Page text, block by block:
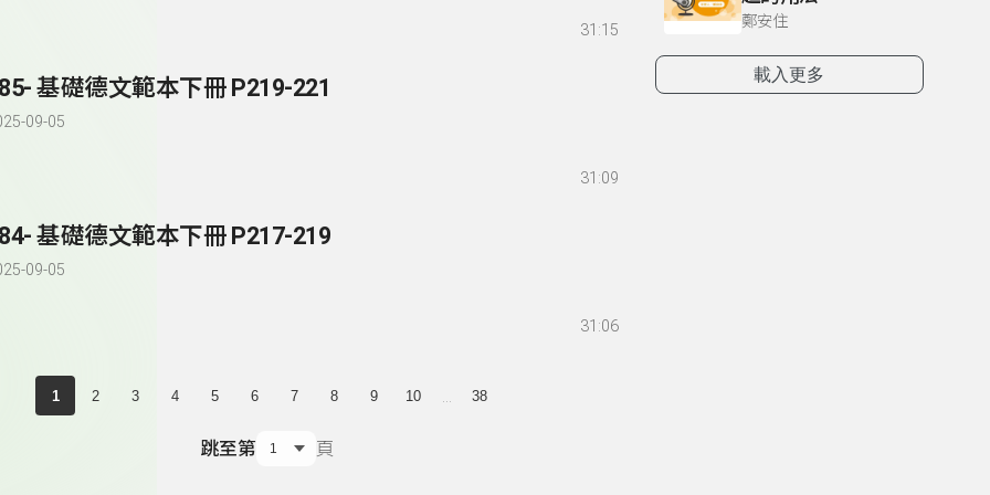
31:15
基礎德文範本下冊 P219-221
09-05
31:09
基礎德文範本下冊 P217-219
09-05
31:06
1 2 3 4 5 6 7 8 9 10 38
跳至第 頁
鄭安住
載入更多